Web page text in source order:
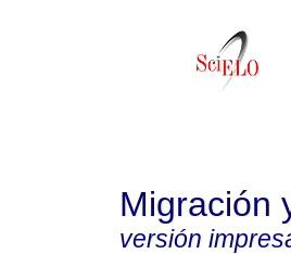
Migración
versión